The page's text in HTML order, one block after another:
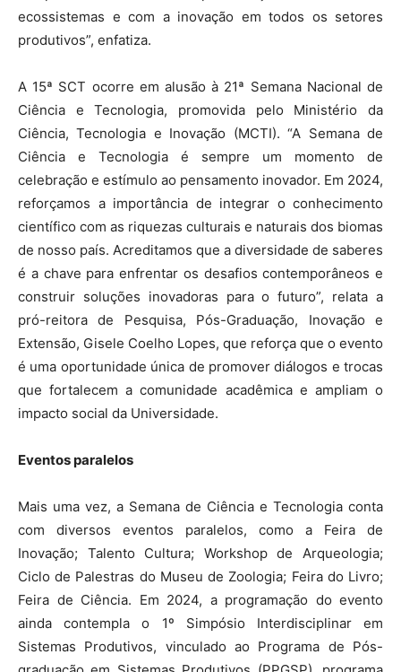
ecossistemas e com a inovação em todos os setores
produtivos”, enfatiza.
A 15ª SCT ocorre em alusão à 21ª Semana Nacional de
Ciência e Tecnologia, promovida pelo Ministério da
Ciência, Tecnologia e Inovação (MCTI). “A Semana de
Ciência e Tecnologia é sempre um momento de
celebração e estímulo ao pensamento inovador. Em 2024,
reforçamos a importância de integrar o conhecimento
científico com as riquezas culturais e naturais dos biomas
de nosso país. Acreditamos que a diversidade de saberes
é a chave para enfrentar os desafios contemporâneos e
construir soluções inovadoras para o futuro”, relata a
pró-reitora de Pesquisa, Pós-Graduação, Inovação e
Extensão, Gisele Coelho Lopes, que reforça que o evento
é uma oportunidade única de promover diálogos e trocas
que fortalecem a comunidade acadêmica e ampliam o
impacto social da Universidade.
Eventos paralelos
Mais uma vez, a Semana de Ciência e Tecnologia conta
com diversos eventos paralelos, como a Feira de
Inovação; Talento Cultura; Workshop de Arqueologia;
Ciclo de Palestras do Museu de Zoologia; Feira do Livro;
Feira de Ciência. Em 2024, a programação do evento
ainda contempla o 1º Simpósio Interdisciplinar em
Sistemas Produtivos, vinculado ao Programa de Pós-